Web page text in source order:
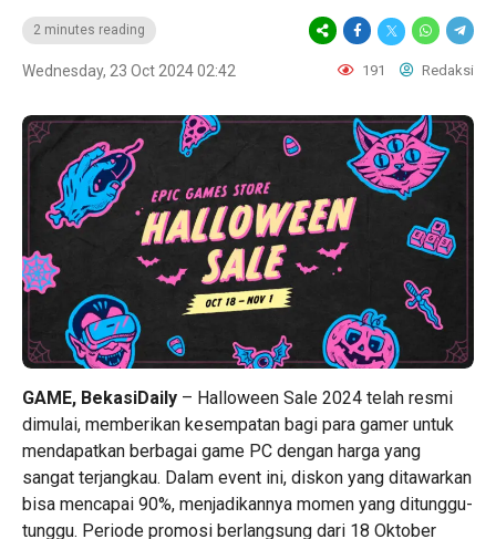
2 minutes reading
Wednesday, 23 Oct 2024 02:42 191 Redaksi
GAME, BekasiDaily – Halloween Sale 2024 telah resmi
dimulai, memberikan kesempatan bagi para gamer untuk
mendapatkan berbagai game PC dengan harga yang
sangat terjangkau. Dalam event ini, diskon yang ditawarkan
bisa mencapai 90%, menjadikannya momen yang ditunggu-
tunggu. Periode promosi berlangsung dari 18 Oktober